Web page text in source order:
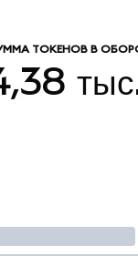
ТОКЕНОВ В